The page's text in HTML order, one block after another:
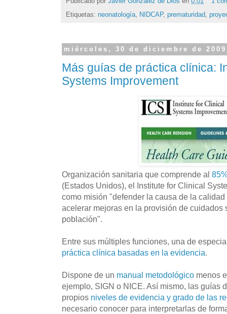
Etiquetas: neonatología NIDCAP, prematuridad
miércoles, 30 de diciembre de 2009
Más guías de práctica clínica:
Systems Improvement
Organización sanitaria que comprende al
(Estados Unidos), el Institute for Clinical
como misión "defender la causa de la
acelerar mejoras en la provisión de cuidados
población".
Entre sus múltiples funciones, una de
práctica clínica basadas en la evidencia.
Dispone de un manual metodológico menos
ejemplo, SIGN o NICE. Así mismo, las guías
propios niveles de evidencia y grado de las
necesario conocer para interpretarlas de